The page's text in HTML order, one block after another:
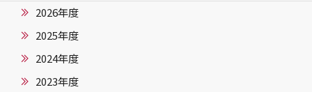
2026年度
2025年度
2024年度
2023年度